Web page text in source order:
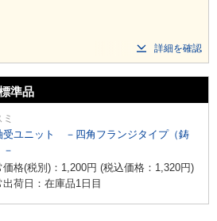
詳細を確認
準品
ミ
受ユニット －四角フランジタイプ（鋳
格(税別)： 1,200円 (税込価格： 1,320円)
出荷日：在庫品1日目